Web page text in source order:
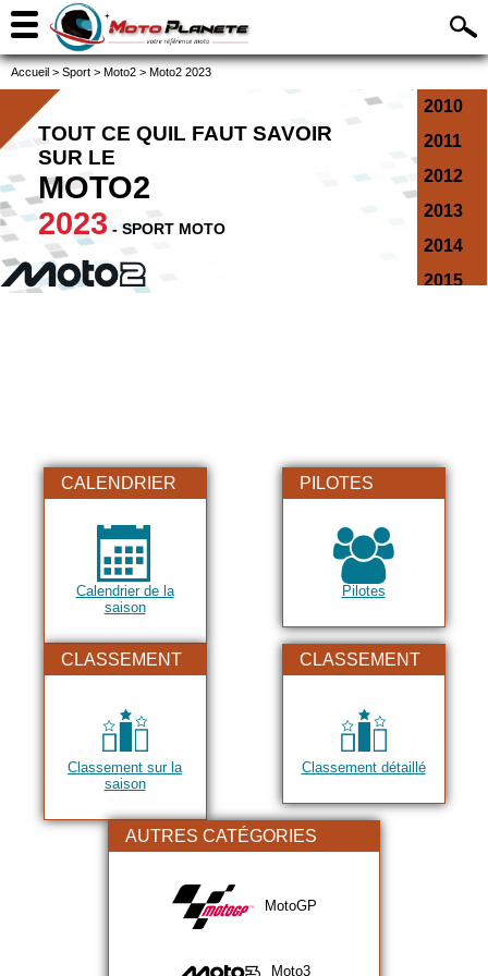
Accueil > Sport > Moto2 > Moto2 2023
2010
2011
2012
2013
2014
2015
2025
TOUT CE QUIL FAUT SAVOIR
SUR LE
MOTO2
2023 - SPORT MOTO
CALENDRIER
Calendrier de la
saison
PILOTES
Pilotes
CLASSEMENT
Classement sur la
saison
CLASSEMENT
Classement détaillé
AUTRES CATÉGORIES
MotoGP
Moto3